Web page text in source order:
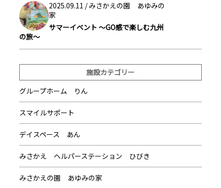
2025.09.11 /みさかえの園 あゆみの
家
サマーイベント ～GO感で楽しむ九州
の旅～
施設カテゴリー
グループホーム りん
スマイルサポート
デイスペース あん
みさかえ ヘルパーステーション ひびき
みさかえの園 あゆみの家